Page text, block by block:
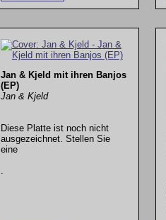
Jan & Kjeld mit ihren Banjos
(EP)
Jan & Kjeld
Diese Platte ist noch nicht
ausgezeichnet. Stellen Sie
eine